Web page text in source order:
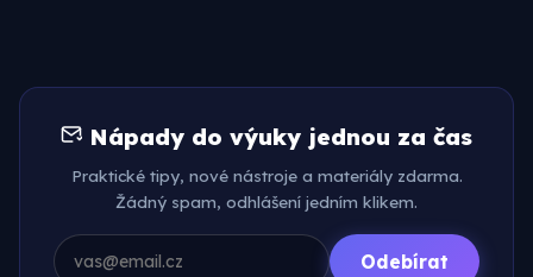
Nápady do výuky jednou za čas
Praktické tipy, nové nástroje a materiály zdarma.
Žádný spam, odhlášení jedním klikem.
Odebírat